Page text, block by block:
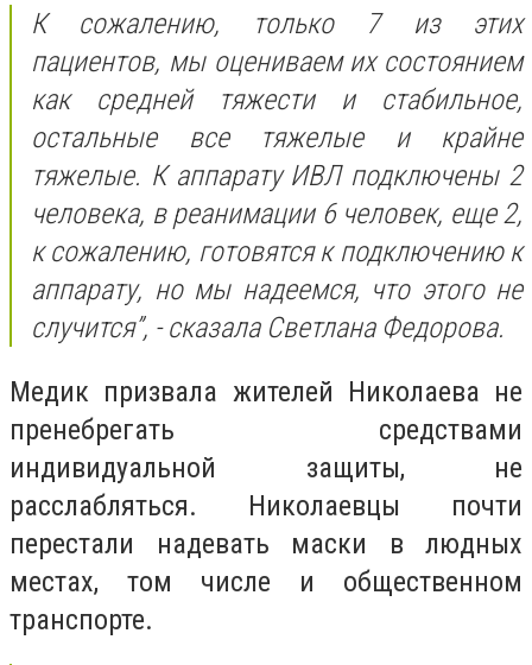
К сожалению, только 7 из этих
пациентов, мы оцениваем их состоянием
как средней тяжести и стабильное,
остальные все тяжелые и крайне
тяжелые. К аппарату ИВЛ подключены 2
человека, в реанимации 6 человек, еще 2,
к сожалению, готовятся к подключению к
аппарату, но мы надеемся, что этого не
случится”, - сказала Светлана Федорова.
Медик призвала жителей Николаева не
пренебрегать средствами
индивидуальной защиты, не
расслабляться. Николаевцы почти
перестали надевать маски в людных
местах, том числе и общественном
транспорте.